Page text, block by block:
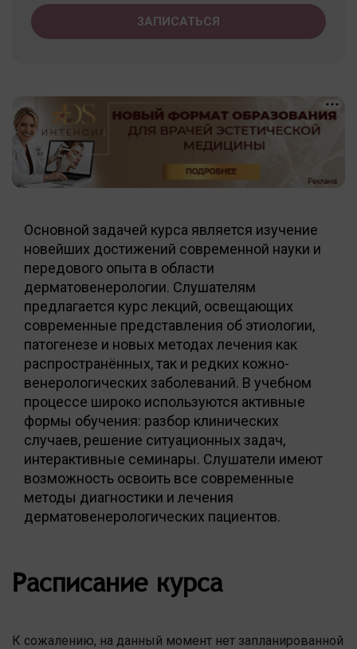
ЗАПИСАТЬСЯ
Основной задачей курса является изучение
новейших достижений современной науки и
передового опыта в области
дерматовенерологии. Слушателям
предлагается курс лекций, освещающих
современные представления об этиологии,
патогенезе и новых методах лечения как
распространённых, так и редких кожно-
венерологических заболеваний. В учебном
процессе широко используются активные
формы обучения: разбор клинических
случаев, решение ситуационных задач,
интерактивные семинары. Слушатели имеют
возможность освоить все современные
методы диагностики и лечения
дерматовенерологических пациентов.
Расписание курса
К сожалению, на данный момент нет запланированной